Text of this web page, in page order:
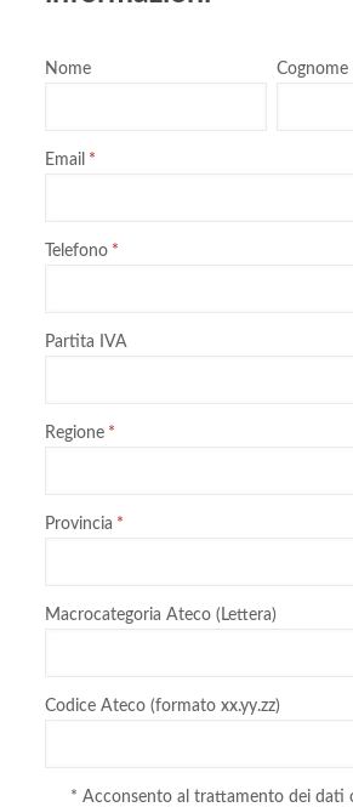
Nome Cognome
Email
Telefono
Partita IVA
Regione
Provincia
Macrocategoria Ateco (Lettera)
Codice Ateco (formato xx.yy.zz)
* Acconsento al trattamento dei dati